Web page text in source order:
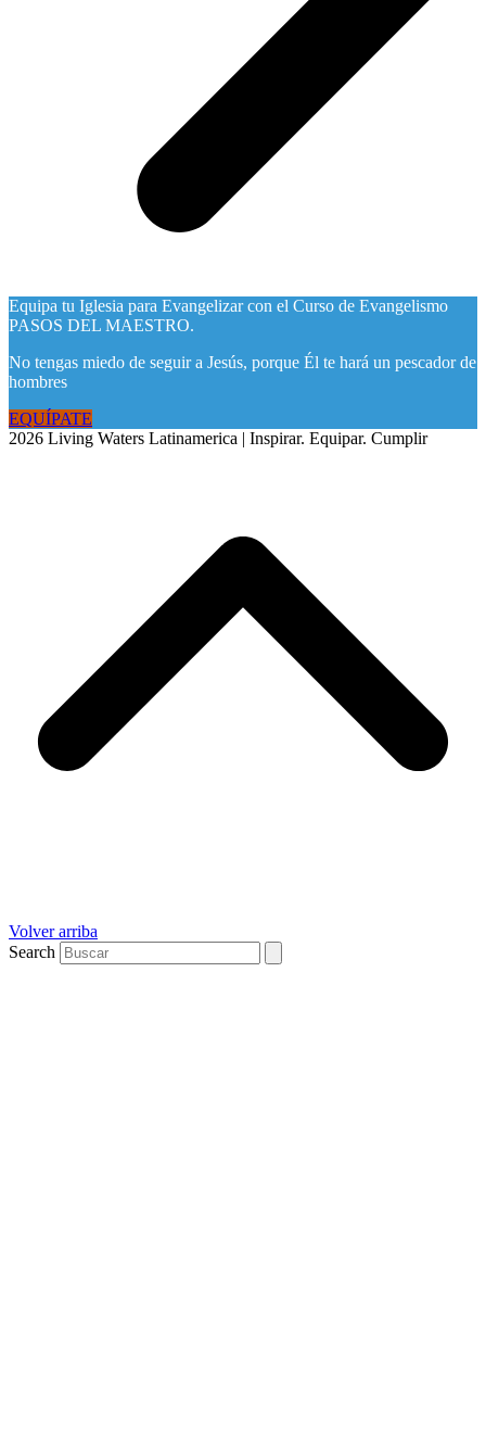
Equipa tu Iglesia para Evangelizar con el Curso de Evangelismo
PASOS DEL MAESTRO.
No tengas miedo de seguir a Jesús, porque Él te hará un pescador de
hombres
EQUÍPATE
2026 Living Waters Latinamerica | Inspirar. Equipar. Cumplir
Volver arriba
Search